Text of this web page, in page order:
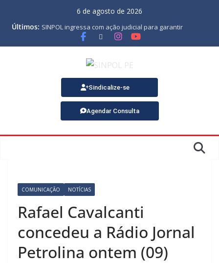
6 de agosto de 2026
Últimos: SINPOL ingressa com ação judicial para garantir
pagamento do PJES atrasado
ASSEMBLEIA GERAL ORDINÁRIA
MINUTA DA LEI ORGÂNICA
Nota de Pesar sobre o falecimento de Gonçalo, um dos
fundadores do SINPOL
SINPOL e CAMPOL promovem 2º Curso de Tiro Policial,
no dia 9 de outubro
Sindicalize-se
Agendar Consulta
COMUNICAÇÃO NOTÍCIAS
Rafael Cavalcanti
concedeu a Rádio Jornal
Petrolina ontem (09)